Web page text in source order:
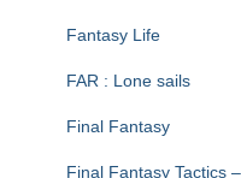
Fantasy Life
FAR : Lone sails
Final Fantasy
Final Fantasy Tactics